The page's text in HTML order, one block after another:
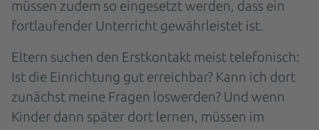
müssen zudem so eingesetzt werden, dass ein
fortlaufender Unterricht gewährleistet ist.
Eltern suchen den Erstkontakt meist telefonisch:
Ist die Einrichtung gut erreichbar? Kann ich dort
zunächst meine Fragen loswerden? Und wenn
Kinder dann später dort lernen, müssen im